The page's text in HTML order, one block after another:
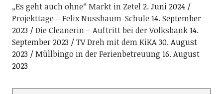
„Es geht auch ohne“ Markt in Zetel 2. Juni 2024
Projekttage – Felix Nussbaum-Schule 14. September
2023
Die Cleanerin – Auftritt bei der Volksbank14.
September 2023
TV Dreh mit dem KiKA30. August
2023
Müllbingo in der Ferienbetreuung 16. August
2023